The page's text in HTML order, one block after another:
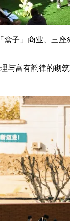
子」商业、三
与富有韵律的砌